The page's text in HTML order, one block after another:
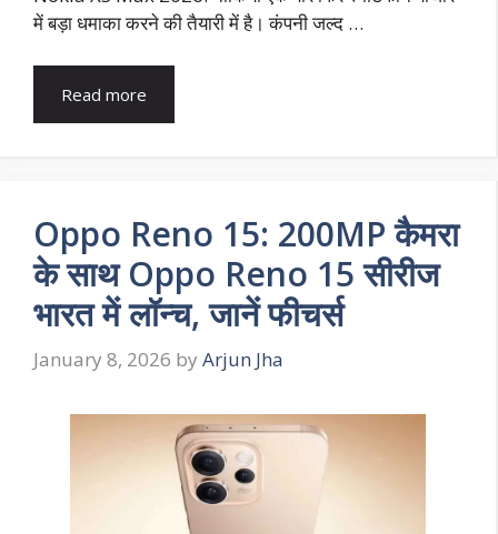
में बड़ा धमाका करने की तैयारी में है। कंपनी जल्द …
Read more
Oppo Reno 15: 200MP कैमरा
के साथ Oppo Reno 15 सीरीज
भारत में लॉन्च, जानें फीचर्स
January 8, 2026 by Arjun Jha